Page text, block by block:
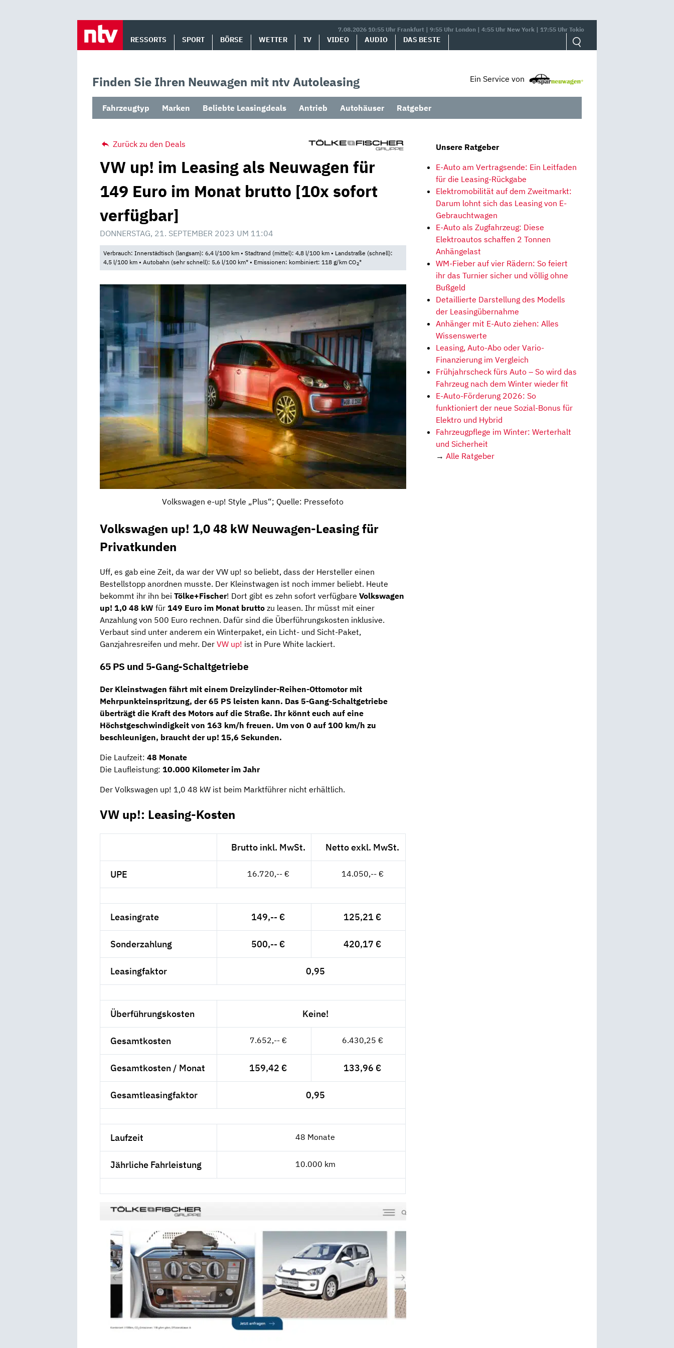
7.08.2026 10:55 Uhr Frankfurt | 9:55 Uhr London | 4:55 Uhr New York | 17:55 Uhr Tokio
RESSORTS SPORT BÖRSE WETTER TV VIDEO AUDIO DAS BESTE
Finden Sie Ihren Neuwagen mit ntv Autoleasing Ein Service von
Fahrzeugtyp Marken Beliebte Leasingdeals Antrieb Autohäuser Ratgeber
Zurück zu den Deals
VW up! im Leasing als Neuwagen für
149 Euro im Monat brutto [10x sofort
verfügbar]
DONNERSTAG, 21. SEPTEMBER 2023 UM 11:04
Verbrauch: Innerstädtisch (langsam): 6,4 l/100 km • Stadtrand (mittel): 4,8 l/100 km • Landstraße (schnell):
4,5 l/100 km • Autobahn (sehr schnell): 5,6 l/100 km* • Emissionen: kombiniert: 118 g/km CO2*
Volkswagen e-up! Style „Plus“; Quelle: Pressefoto
Volkswagen up! 1,0 48 kW Neuwagen-Leasing für
Privatkunden
Uff, es gab eine Zeit, da war der VW up! so beliebt, dass der Hersteller einen
Bestellstopp anordnen musste. Der Kleinstwagen ist noch immer beliebt. Heute
bekommt ihr ihn bei Tölke+Fischer! Dort gibt es zehn sofort verfügbare Volkswagen
up! 1,0 48 kW für 149 Euro im Monat brutto zu leasen. Ihr müsst mit einer
Anzahlung von 500 Euro rechnen. Dafür sind die Überführungskosten inklusive.
Verbaut sind unter anderem ein Winterpaket, ein Licht- und Sicht-Paket,
Ganzjahresreifen und mehr. Der VW up! ist in Pure White lackiert.
65 PS und 5-Gang-Schaltgetriebe
Der Kleinstwagen fährt mit einem Dreizylinder-Reihen-Ottomotormit
Mehrpunkteinspritzung, der65 PS leisten kann. Das 5-Gang-Schaltgetriebe
überträgt die Kraft des Motors auf die Straße. Ihr könnt euch auf eine
Höchstgeschwindigkeit von 163 km/h freuen. Um von 0 auf 100 km/h zu
beschleunigen, braucht der up! 15,6 Sekunden.
Die Laufzeit: 48 Monate
Die Laufleistung: 10.000 Kilometer im Jahr
Der Volkswagen up! 1,0 48 kW ist beim Marktführer nicht erhältlich.
VW up!: Leasing-Kosten
Brutto inkl. MwSt. Netto exkl. MwSt.
UPE 16.720,-- € 14.050,-- €
Leasingrate 149,-- € 125,21 €
Sonderzahlung 500,-- € 420,17 €
Leasingfaktor 0,95
Überführungskosten Keine!
Gesamtkosten 7.652,-- € 6.430,25 €
Gesamtkosten / Monat 159,42 € 133,96 €
Gesamtleasingfaktor 0,95
Laufzeit 48 Monate
Jährliche Fahrleistung 10.000 km
Unsere Ratgeber
E-Auto am Vertragsende: Ein Leitfaden
für die Leasing-Rückgabe
Elektromobilität auf dem Zweitmarkt:
Darum lohnt sich das Leasing von E-
Gebrauchtwagen
E-Auto als Zugfahrzeug: Diese
Elektroautos schaffen 2 Tonnen
Anhängelast
WM-Fieber auf vier Rädern: So feiert
ihr das Turnier sicher und völlig ohne
Bußgeld
Detaillierte Darstellung des Modells
der Leasingübernahme
Anhänger mit E-Auto ziehen: Alles
Wissenswerte
Leasing, Auto-Abo oder Vario-
Finanzierung im Vergleich
Frühjahrscheck fürs Auto – So wird das
Fahrzeug nach dem Winter wieder fit
E-Auto-Förderung 2026: So
funktioniert der neue Sozial-Bonus für
Elektro und Hybrid
Fahrzeugpflege im Winter: Werterhalt
und Sicherheit
→ Alle Ratgeber